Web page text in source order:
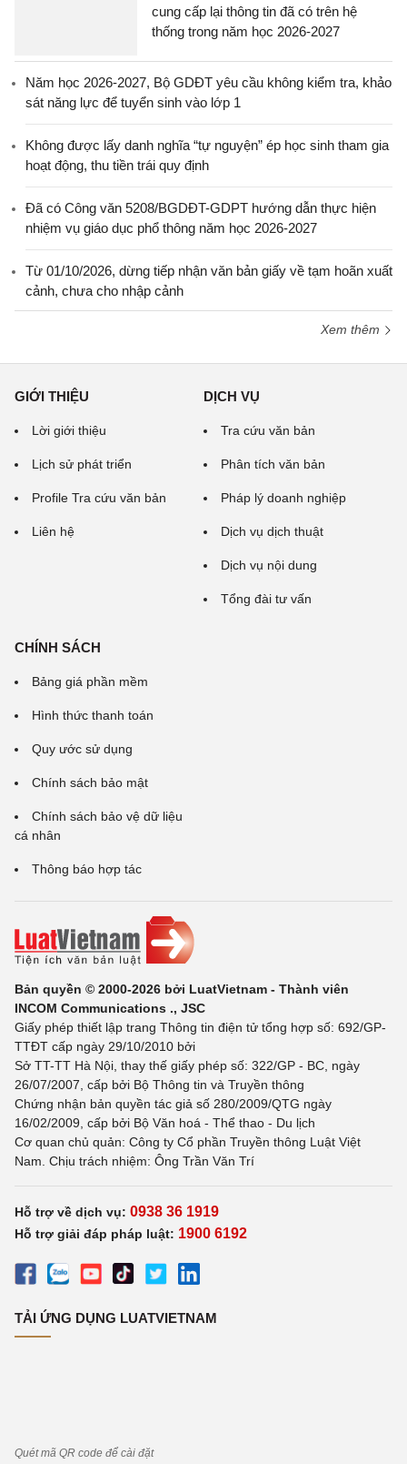
cung cấp lại thông tin đã có trên hệ
thống trong năm học 2026-2027
Năm học 2026-2027, Bộ GDĐT yêu cầu không kiểm tra, khảo
sát năng lực để tuyển sinh vào lớp 1
Không được lấy danh nghĩa “tự nguyện” ép học sinh tham gia
hoạt động, thu tiền trái quy định
Đã có Công văn 5208/BGDĐT-GDPT hướng dẫn thực hiện
nhiệm vụ giáo dục phổ thông năm học 2026-2027
Từ 01/10/2026, dừng tiếp nhận văn bản giấy về tạm hoãn xuất
cảnh, chưa cho nhập cảnh
Xem thêm
GIỚI THIỆU
Lời giới thiệu
Lịch sử phát triển
Profile Tra cứu văn bản
Liên hệ
DỊCH VỤ
Tra cứu văn bản
Phân tích văn bản
Pháp lý doanh nghiệp
Dịch vụ dịch thuật
Dịch vụ nội dung
Tổng đài tư vấn
CHÍNH SÁCH
Bảng giá phần mềm
Hình thức thanh toán
Quy ước sử dụng
Chính sách bảo mật
Chính sách bảo vệ dữ liệu
cá nhân
Thông báo hợp tác
Bản quyền © 2000-2026 bởi LuatVietnam - Thành viên
INCOM Communications ., JSC
Giấy phép thiết lập trang Thông tin điện tử tổng hợp số: 692/GP-
TTĐT cấp ngày 29/10/2010 bởi
Sở TT-TT Hà Nội, thay thế giấy phép số: 322/GP - BC, ngày
26/07/2007, cấp bởi Bộ Thông tin và Truyền thông
Chứng nhận bản quyền tác giả số 280/2009/QTG ngày
16/02/2009, cấp bởi Bộ Văn hoá - Thể thao - Du lịch
Cơ quan chủ quản: Công ty Cổ phần Truyền thông Luật Việt
Nam. Chịu trách nhiệm: Ông Trần Văn Trí
Hỗ trợ về dịch vụ: 0938 36 1919
Hỗ trợ giải đáp pháp luật: 1900 6192
TẢI ỨNG DỤNG LUATVIETNAM
Quét mã QR code để cài đặt